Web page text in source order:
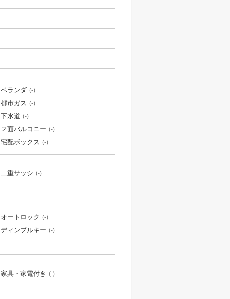
ベランダ (-)
都市ガス (-)
下水道 (-)
２面バルコニー (-)
宅配ボックス (-)
二重サッシ (-)
オートロック (-)
ディンプルキー (-)
家具・家電付き (-)